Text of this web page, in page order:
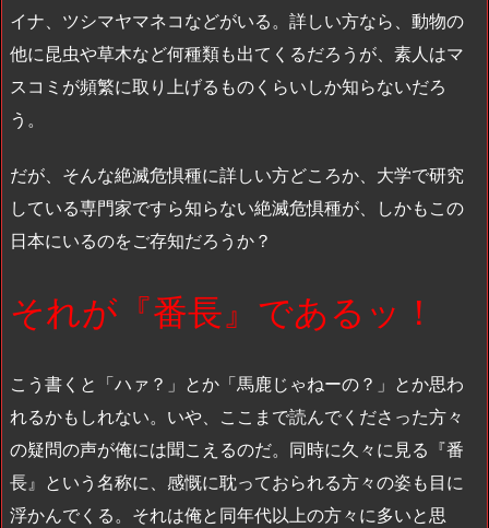
イナ、ツシマヤマネコなどがいる。詳しい方なら、動物の
他に昆虫や草木など何種類も出てくるだろうが、素人はマ
スコミが頻繁に取り上げるものくらいしか知らないだろ
う。
だが、そんな絶滅危惧種に詳しい方どころか、大学で研究
している専門家ですら知らない絶滅危惧種が、しかもこの
日本にいるのをご存知だろうか？
それが『番長』であるッ！
こう書くと「ハァ？」とか「馬鹿じゃねーの？」とか思わ
れるかもしれない。いや、ここまで読んでくださった方々
の疑問の声が俺には聞こえるのだ。同時に久々に見る『番
長』という名称に、感慨に耽っておられる方々の姿も目に
浮かんでくる。それは俺と同年代以上の方々に多いと思